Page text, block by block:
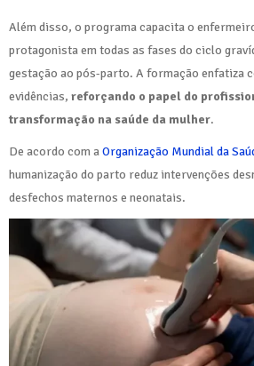
Além disso, o programa capacita o
protagonista em todas as fases do ciclo
gestação ao pós-parto. A formação enfatiza
evidências, reforçando o papel do
transformação na saúde da mulher.
De acordo com aOrganização Mundial da
humanização do parto reduz intervenções
desfechos maternos e neonatais.